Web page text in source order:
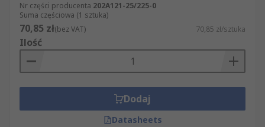
Nr części producenta 202A121-25/225-0
Suma częściowa (1 sztuka)
70,85 zł(bez VAT) 70,85 zł/sztuka
Ilość
Dodaj
Datasheets